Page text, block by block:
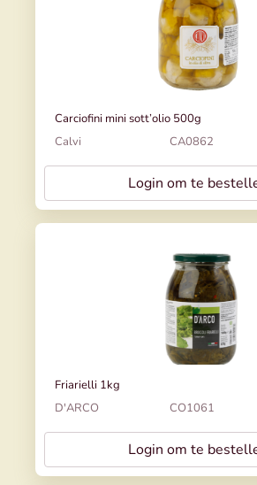
Carciofini mini sott’olio 500g
Calvi
CA0862
Login om te
Friarielli 1kg
D'ARCO
CO1061
Login om te